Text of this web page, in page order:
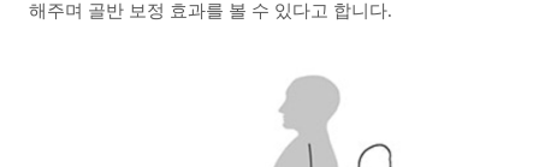
해주며 골반 보정 효과를 볼 수 있다고 합니다.